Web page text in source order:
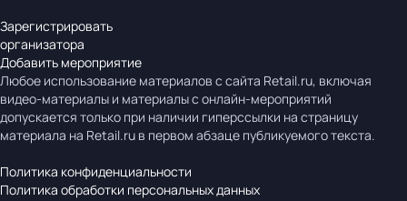
Зарегистрировать
организатора
Добавить мероприятие
Любое использование материалов с сайта Retail.ru, включая
видео-материалы и материалы с онлайн-мероприятий
допускается только при наличии гиперссылки на страницу
материала на Retail.ru в первом абзаце публикуемого текста.
Политика конфиденциальности
Политика обработки персональных данных